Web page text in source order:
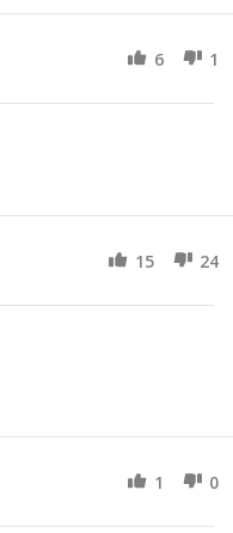
6 1
15 24
1 0